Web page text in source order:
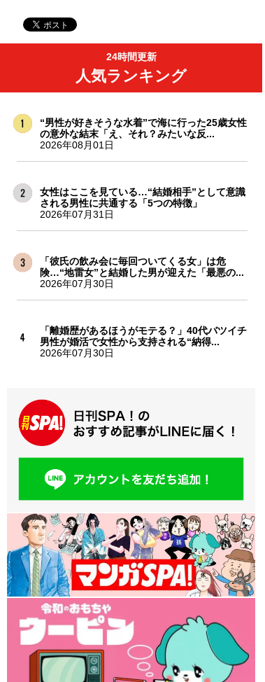
24時間更新
人気ランキング
“男性が好きそうな水着”で海に行った25歳女性
の意外な結末「え、それ？みたいな反...
2026年08月01日
女性はここを見ている…“結婚相手”として意識
される男性に共通する「5つの特徴」
2026年07月31日
「彼氏の飲み会に毎回ついてくる女」は危
険…“地雷女”と結婚した男が迎えた「最悪の...
2026年07月30日
「離婚歴があるほうがモテる？」40代バツイチ
男性が婚活で女性から支持される“納得...
2026年07月30日